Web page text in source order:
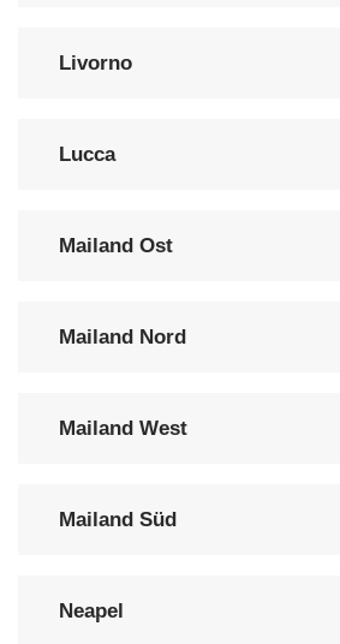
Livorno
Lucca
Mailand Ost
Mailand Nord
Mailand West
Mailand Süd
Neapel